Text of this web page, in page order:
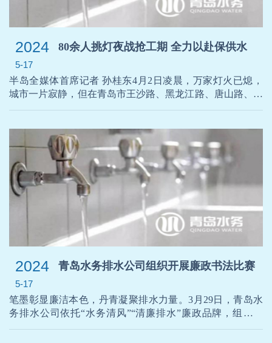
2024
5-17
80余人挑灯夜战抢工期 全力以赴保供水
半岛全媒体首席记者 孙桂东4月2日凌晨，万家灯火已熄，
城市一片寂静，但在青岛市王沙路、黑龙江路、唐山路、清
观的“挑灯夜战图”。为配合市重点工程青银高速公路增设唐
山路互通及连接线项目建设，需将黑龙江中路新建DN800供
水管道与原管道进行连接，同步更换黑龙江中路国开中学门
前DN800阀门，并增设王沙
2024
5-17
青岛水务排水公司组织开展廉政书法比赛
笔墨彰显廉洁本色，丹青凝聚排水力量。3月29日，青岛水
务排水公司依托“水务清风”“清廉排水”廉政品牌，组织开